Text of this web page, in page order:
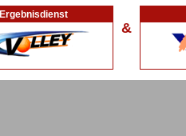
Ergebnisdienst
&